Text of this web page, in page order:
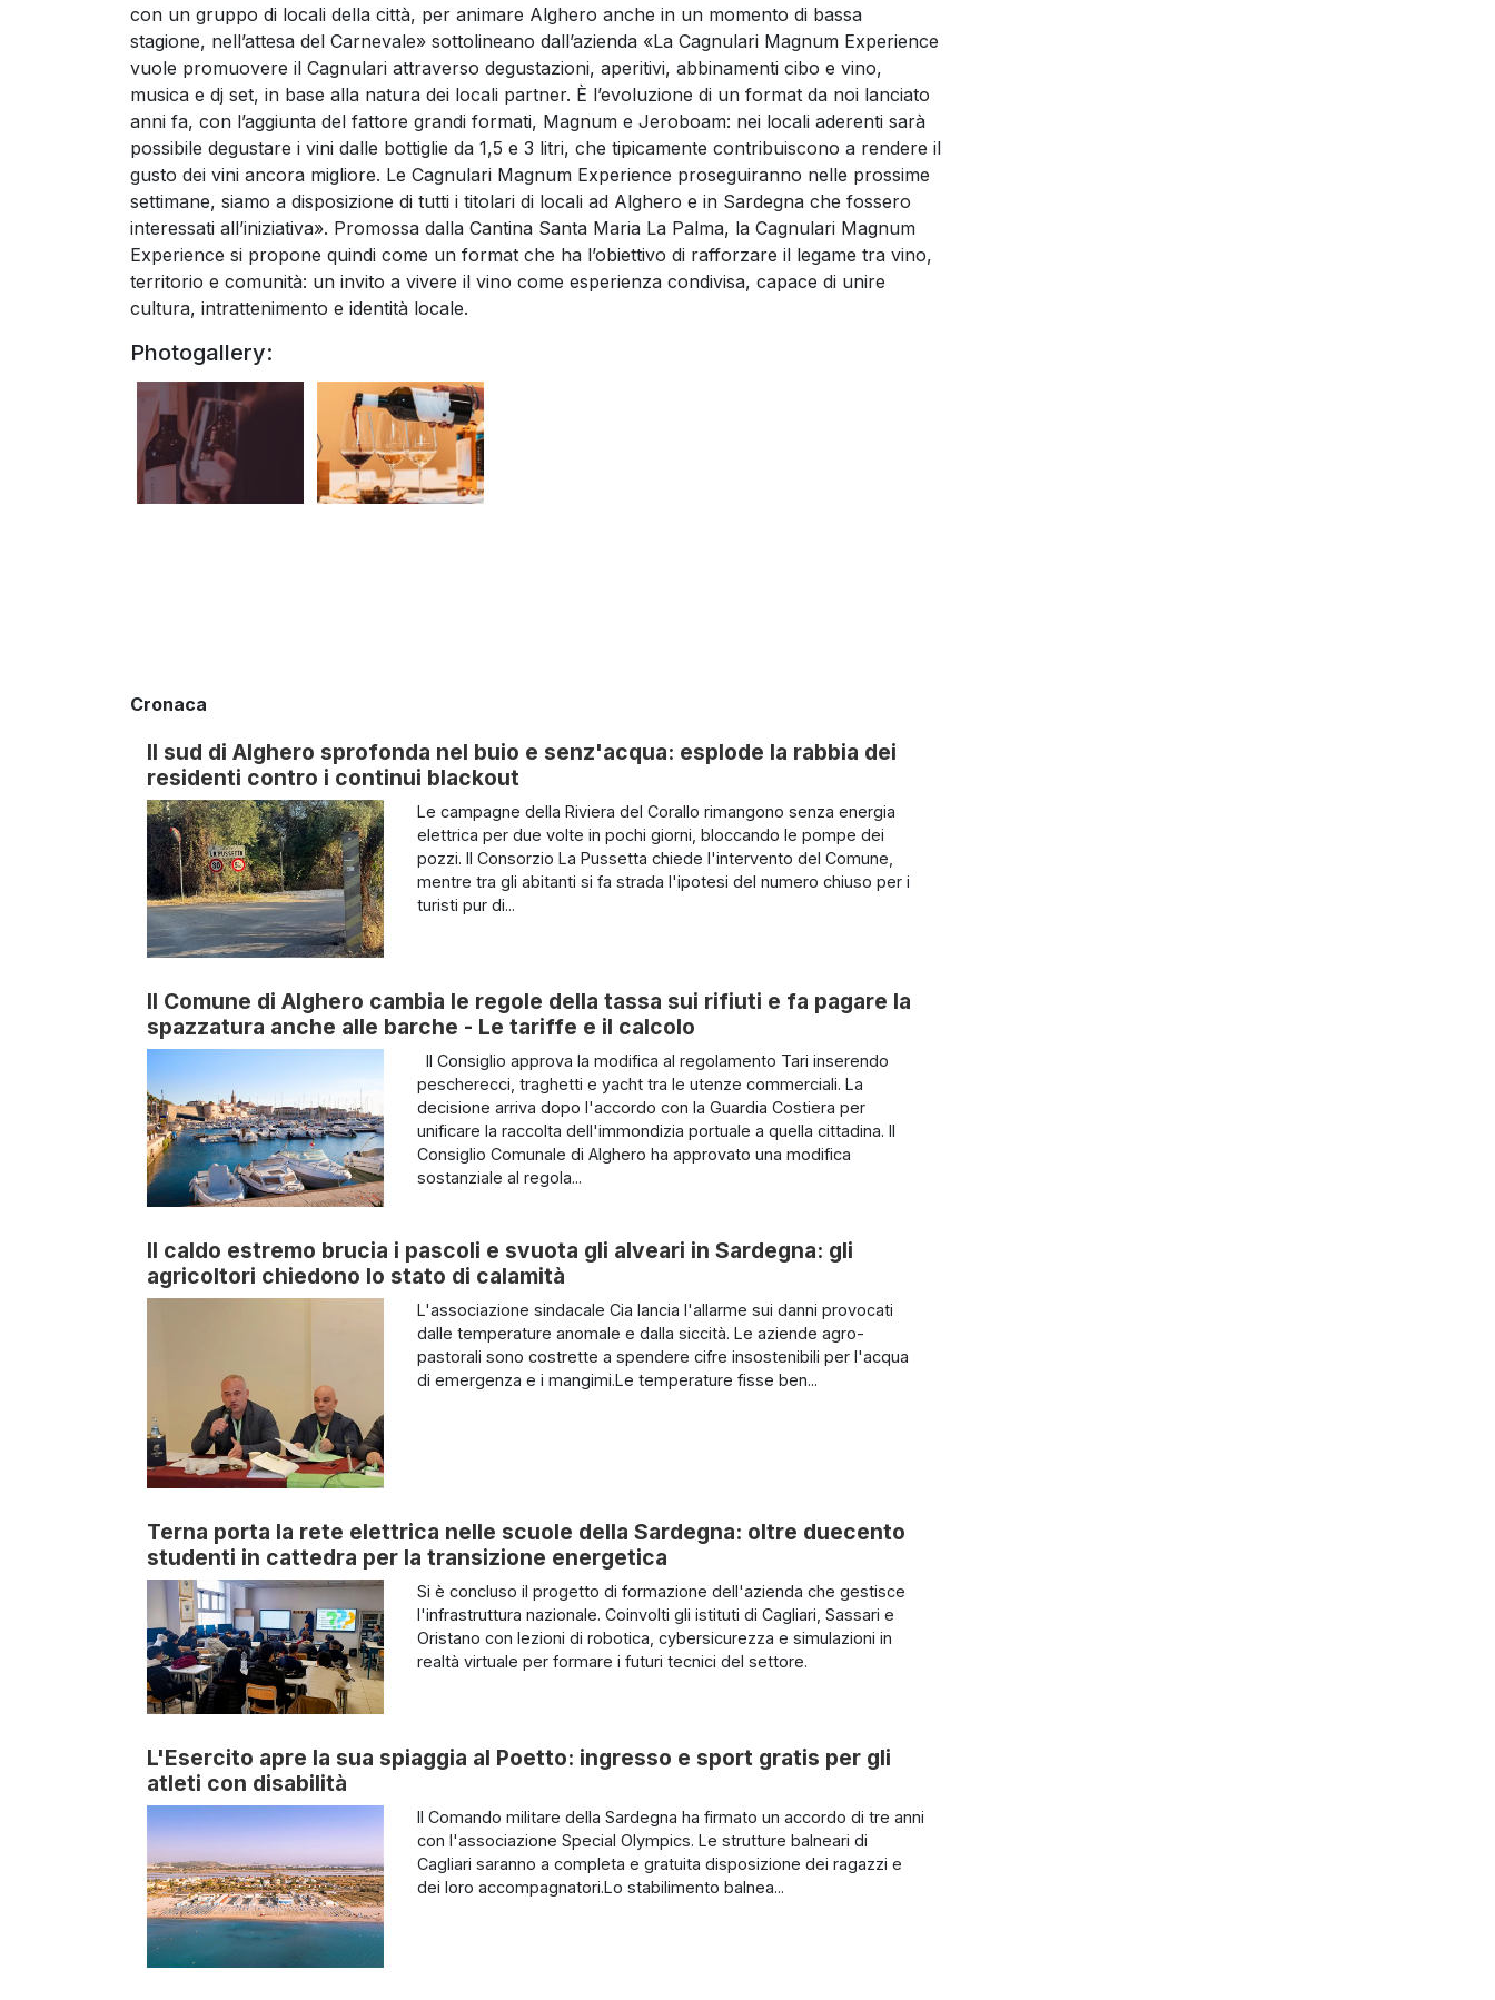
con un gruppo di locali della città, per animare Alghero anche in un momento di bassa
stagione, nell’attesa del Carnevale» sottolineano dall’azienda «La Cagnulari Magnum Experience
vuole promuovere il Cagnulari attraverso degustazioni, aperitivi, abbinamenti cibo e vino,
musica e dj set, in base alla natura dei locali partner. È l’evoluzione di un format da noi lanciato
anni fa, con l’aggiunta del fattore grandi formati, Magnum e Jeroboam: nei locali aderenti sarà
possibile degustare i vini dalle bottiglie da 1,5 e 3 litri, che tipicamente contribuiscono a rendere il
gusto dei vini ancora migliore. Le Cagnulari Magnum Experience proseguiranno nelle prossime
settimane, siamo a disposizione di tutti i titolari di locali ad Alghero e in Sardegna che fossero
interessati all’iniziativa». Promossa dalla Cantina Santa Maria La Palma, la Cagnulari Magnum
Experience si propone quindi come un format che ha l’obiettivo di rafforzare il legame tra vino,
territorio e comunità: un invito a vivere il vino come esperienza condivisa, capace di unire
cultura, intrattenimento e identità locale.
Photogallery:
Cronaca
Il sud di Alghero sprofonda nel buio e senz'acqua: esplode la rabbia dei
residenti contro i continui blackout
Le campagne della Riviera del Corallo rimangono senza energia
elettrica per due volte in pochi giorni, bloccando le pompe dei
pozzi. Il Consorzio La Pussetta chiede l'intervento del Comune,
mentre tra gli abitanti si fa strada l'ipotesi del numero chiuso per i
turisti pur di...
Il Comune di Alghero cambia le regole della tassa sui rifiuti e fa pagare la
spazzatura anche alle barche - Le tariffe e il calcolo
Il Consiglio approva la modifica al regolamento Tari inserendo
pescherecci, traghetti e yacht tra le utenze commerciali. La
decisione arriva dopo l'accordo con la Guardia Costiera per
unificare la raccolta dell'immondizia portuale a quella cittadina. Il
Consiglio Comunale di Alghero ha approvato una modifica
sostanziale al regola...
Il caldo estremo brucia i pascoli e svuota gli alveari in Sardegna: gli
agricoltori chiedono lo stato di calamità
L'associazione sindacale Cia lancia l'allarme sui danni provocati
dalle temperature anomale e dalla siccità. Le aziende agro-
pastorali sono costrette a spendere cifre insostenibili per l'acqua
di emergenza e i mangimi.Le temperature fisse ben...
Terna porta la rete elettrica nelle scuole della Sardegna: oltre duecento
studenti in cattedra per la transizione energetica
Si è concluso il progetto di formazione dell'azienda che gestisce
l'infrastruttura nazionale. Coinvolti gli istituti di Cagliari, Sassari e
Oristano con lezioni di robotica, cybersicurezza e simulazioni in
realtà virtuale per formare i futuri tecnici del settore.
L'Esercito apre la sua spiaggia al Poetto: ingresso e sport gratis per gli
atleti con disabilità
Il Comando militare della Sardegna ha firmato un accordo di tre anni
con l'associazione Special Olympics. Le strutture balneari di
Cagliari saranno a completa e gratuita disposizione dei ragazzi e
dei loro accompagnatori.Lo stabilimento balnea...